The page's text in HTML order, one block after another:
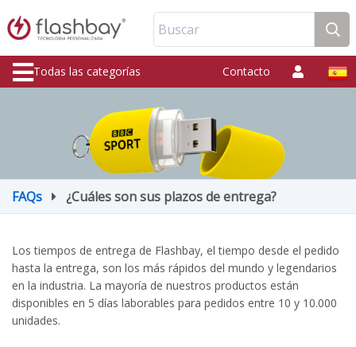
Buscar
Todas las categorías Contacto
FAQs ¿Cuáles son sus plazos de entrega?
Los tiempos de entrega de Flashbay, el tiempo desde el pedido
hasta la entrega, son los más rápidos del mundo y legendarios
en la industria. La mayoría de nuestros productos están
disponibles en 5 días laborables para pedidos entre 10 y 10.000
unidades.